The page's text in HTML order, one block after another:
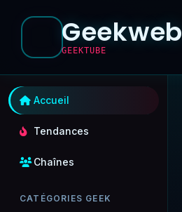
Geekweb
GEEKTUBE
Accueil
Tendances
Chaînes
CATÉGORIES GEEK